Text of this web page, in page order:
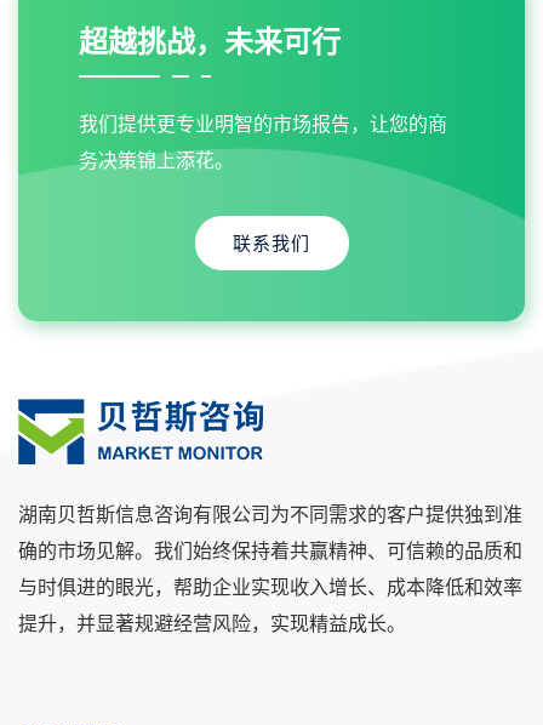
超越挑战，未来可行
我们提供更专业明智的市场报告，让您的商
务决策锦上添花。
联系我们
湖南贝哲斯信息咨询有限公司为不同需求的客户提供独到准
确的市场见解。我们始终保持着共赢精神、可信赖的品质和
与时俱进的眼光，帮助企业实现收入增长、成本降低和效率
提升，并显著规避经营风险，实现精益成长。